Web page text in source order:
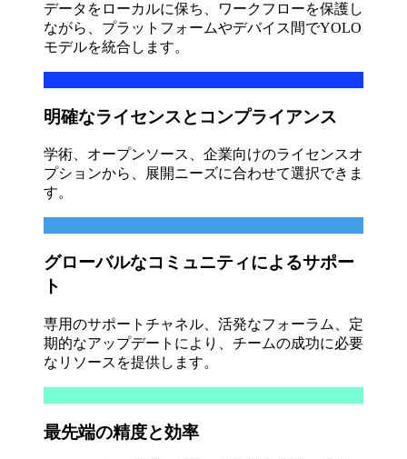
データをローカルに保ち、ワークフローを保護し
ながら、プラットフォームやデバイス間でYOLO
モデルを統合します。
明確なライセンスとコンプライアンス
学術、オープンソース、企業向けのライセンスオ
プションから、展開ニーズに合わせて選択できま
す。
グローバルなコミュニティによるサポー
ト
専用のサポートチャネル、活発なフォーラム、定
期的なアップデートにより、チームの成功に必要
なリソースを提供します。
最先端の精度と効率